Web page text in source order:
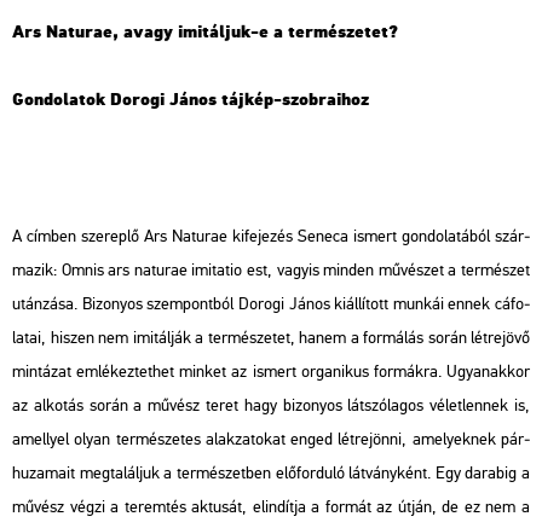
Ars Na­tu­rae, avagy imi­tál­juk-e a ter­mé­sze­tet?
Gon­do­la­tok Do­ro­gi János táj­kép-szob­ra­i­hoz
A cím­ben sze­rep­lő Ars Na­tu­rae ki­fe­je­zés Se­ne­ca is­mert gon­do­la­tá­ból szár­
ma­zik: Omnis ars na­tu­rae im­it­atio est, vagy­is min­den mű­vé­szet a ter­mé­szet
után­zá­sa. Bi­zo­nyos szem­pont­ból Do­ro­gi János ki­ál­lí­tott mun­kái ennek cá­fo­
la­tai, hi­szen nem imi­tál­ják a ter­mé­sze­tet, hanem a for­má­lás során lét­re­jö­vő
min­tá­zat em­lé­kez­tet­het min­ket az is­mert or­ga­ni­kus for­mák­ra. Ugyan­ak­kor
az al­ko­tás során a mű­vész teret hagy bi­zo­nyos lát­szó­la­gos vé­let­len­nek is,
amellyel olyan ter­mé­sze­tes alak­za­to­kat enged lét­re­jön­ni, ame­lyek­nek pár­
hu­za­ma­it meg­ta­lál­juk a ter­mé­szet­ben elő­for­du­ló lát­vány­ként. Egy da­ra­big a
mű­vész végzi a te­rem­tés ak­tu­sát, el­in­dít­ja a for­mát az útján, de ez nem a